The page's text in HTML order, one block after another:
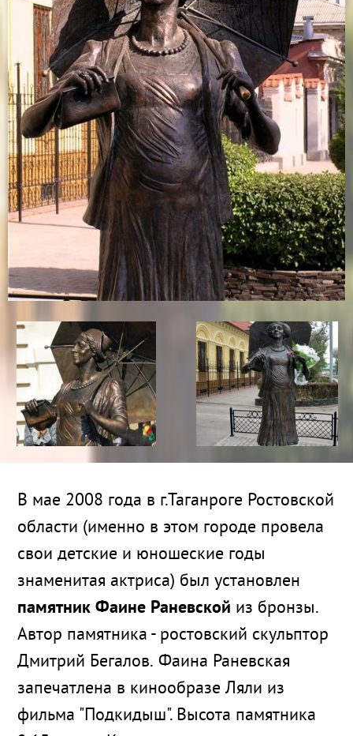
В мае 2008 года в г.Таганроге Ростовской
области (именно в этом городе провела
свои детские и юношеские годы
знаменитая актриса) был установлен
памятник Фаине Раневской из бронзы.
Автор памятника - ростовский скульптор
Дмитрий Бегалов. Фаина Раневская
запечатлена в кинообразе Ляли из
фильма "Подкидыш". Высота памятника